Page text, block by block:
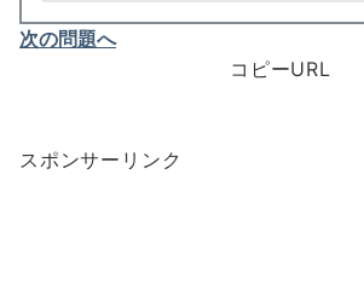
次の問題へ
コピーURL
スポンサーリンク